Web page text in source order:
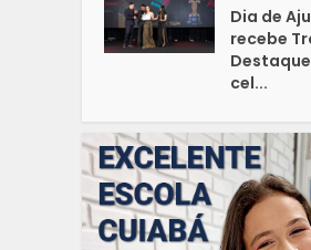
Dia de
recebe
cel...